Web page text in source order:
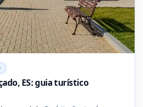
ES: guia turístico